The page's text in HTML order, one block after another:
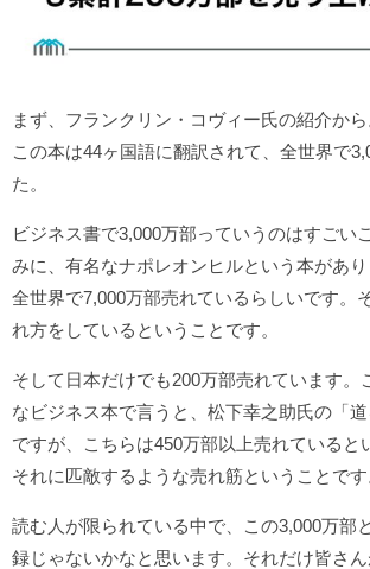
まず、フランクリン・コヴィー氏の紹介か
この本は44ヶ国語に翻訳されて、全世界で
た。
ビジネス書で3,000万部っていうのはすごい
みに、有名なナポレオンヒルという本があ
全世界で7,000万部売れているらしいです。
れ方をしているということです。
そして日本だけでも200万部売れています。
なビジネス本で言うと、松下幸之助氏の「
ですが、こちらは450万部以上売れていると
それに匹敵するような売れ筋ということです
読む人が限られている中で、この3,000万部
録じゃないかなと思います。それだけ皆さ